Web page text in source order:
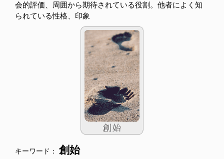
会的評価、周囲から期待されている役割。他者によく知
られている性格、印象
キーワード： 創始